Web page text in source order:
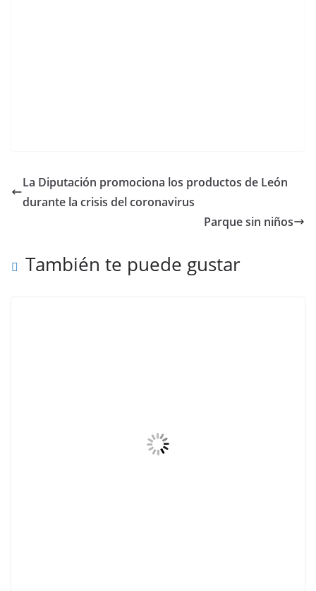
La Diputación promociona los productos de León
durante la crisis del coronavirus
Parque sin niños
También te puede gustar